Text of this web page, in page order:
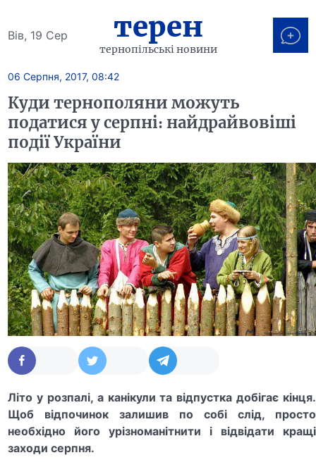
Вів, 19 Сер терен
тернопільські новини
06 Серпня, 2017, 08:42
Куди тернополяни можуть
податися у серпні: найдрайвовіші
події України
Літо у розпалі, а канікули та відпустка добігає кінця.
Щоб відпочинок залишив по собі слід, просто
необхідно його урізноманітнити і відвідати кращі
заходи серпня.